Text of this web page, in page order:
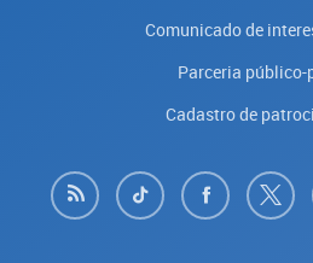
Comunicado de
Parceria público-
Cadastro de